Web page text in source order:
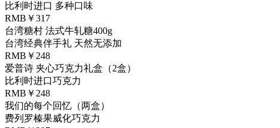
比利时进口 多种口味
RMB￥317
台湾糖村 法式牛轧糖400g
台湾经典伴手礼 天然无添加
RMB￥248
爱普诗 夹心巧克力礼盒（2盒）
比利时进口巧克力
RMB￥248
我们的每个回忆（两盒）
费列罗榛果威化巧克力